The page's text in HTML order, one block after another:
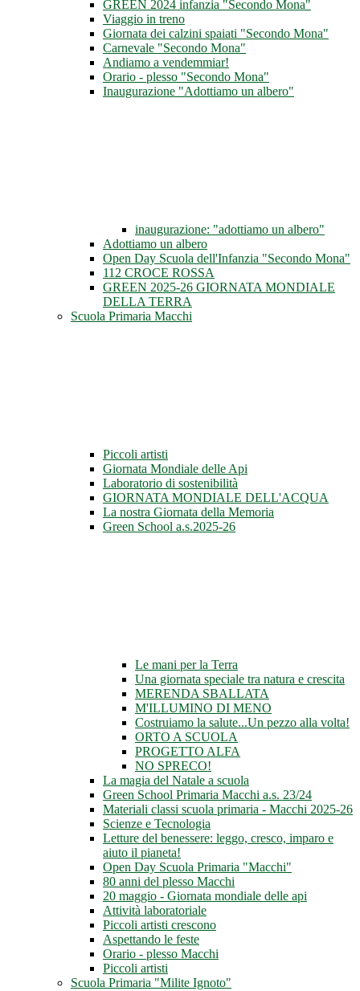
GREEN 2024 infanzia "Secondo Mona"
Viaggio in treno
Giornata dei calzini spaiati "Secondo Mona"
Carnevale "Secondo Mona"
Andiamo a vendemmiar!
Orario - plesso "Secondo Mona"
Inaugurazione "Adottiamo un albero"
inaugurazione: "adottiamo un albero"
Adottiamo un albero
Open Day Scuola dell'Infanzia "Secondo Mona"
112 CROCE ROSSA
GREEN 2025-26 GIORNATA MONDIALE
DELLA TERRA
Scuola Primaria Macchi
Piccoli artisti
Giornata Mondiale delle Api
Laboratorio di sostenibilità
GIORNATA MONDIALE DELL'ACQUA
La nostra Giornata della Memoria
Green School a.s.2025-26
Le mani per la Terra
Una giornata speciale tra natura e crescita
MERENDA SBALLATA
M'ILLUMINO DI MENO
Costruiamo la salute...Un pezzo alla volta!
ORTO A SCUOLA
PROGETTO ALFA
NO SPRECO!
La magia del Natale a scuola
Green School Primaria Macchi a.s. 23/24
Materiali classi scuola primaria - Macchi 2025-26
Scienze e Tecnologia
Letture del benessere: leggo, cresco, imparo e
aiuto il pianeta!
Open Day Scuola Primaria "Macchi"
80 anni del plesso Macchi
20 maggio - Giornata mondiale delle api
Attività laboratoriale
Piccoli artisti crescono
Aspettando le feste
Orario - plesso Macchi
Piccoli artisti
Scuola Primaria "Milite Ignoto"